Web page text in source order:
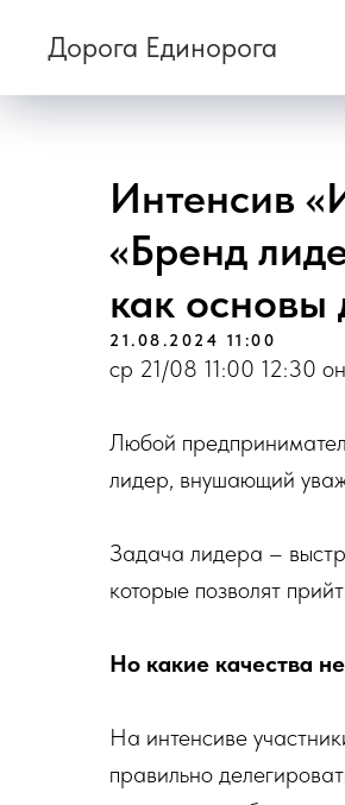
Дорога Единорога
Интенсив
«Бренд
как основы
21.08.2024 11:00
ср 21/08 11:00 12:30
Любой
лидер, внушающий
Задача лидера –
которые позволят
Но какие качества
На интенсиве
правильно